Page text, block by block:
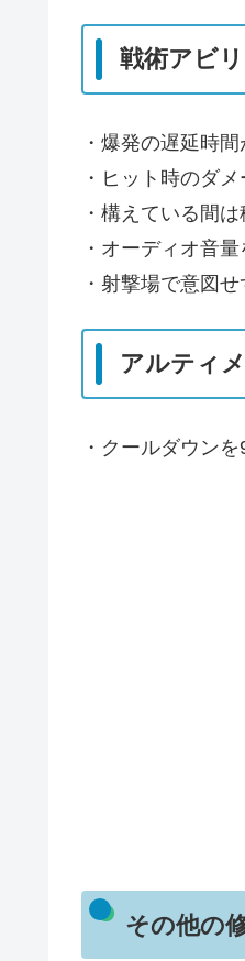
戦術アビ
・爆発の遅延時
・ヒット時のダ
・構えている間
・オーディオ音
・射撃場で意図
アルティ
・クールダウン
その他の